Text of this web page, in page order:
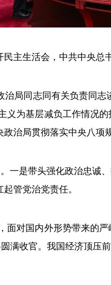
主生活会，中共中央总
同志同有关负责同志
义为基层减负工作情况
治局贯彻落实中央八
是带头强化政治忠诚、
管党治党责任。
对国内外形势带来的严
满收官。我国经济顶